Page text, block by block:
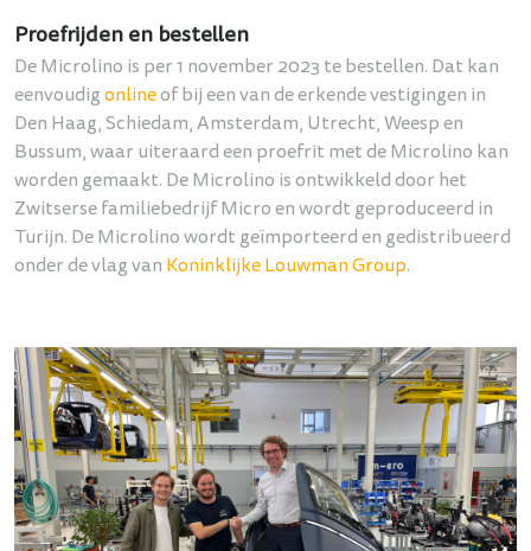
Proefrijden en bestellen
De Microlino is per 1 november 2023 te bestellen. Dat kan
eenvoudig onlineof bij een van de erkende vestigingen in
Den Haag, Schiedam, Amsterdam, Utrecht, Weesp en
Bussum, waar uiteraard een proefrit met de Microlino kan
worden gemaakt. De Microlino is ontwikkeld door het
Zwitserse familiebedrijf Micro en wordt geproduceerd in
Turijn. De Microlino wordt geïmporteerd en gedistribueerd
onder de vlag van Koninklijke Louwman Group.